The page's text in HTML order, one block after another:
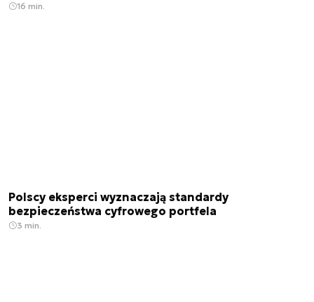
16 min.
Polscy eksperci wyznaczają standardy
bezpieczeństwa cyfrowego portfela
3 min.